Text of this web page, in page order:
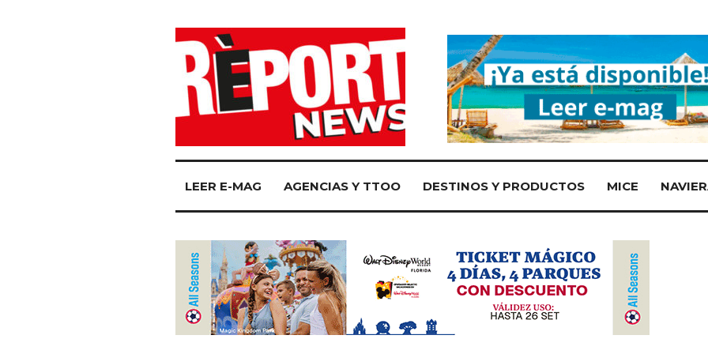
LEER E-MAG AGENCIAS Y TTOO DESTINOS Y PRODUCTOS MICE